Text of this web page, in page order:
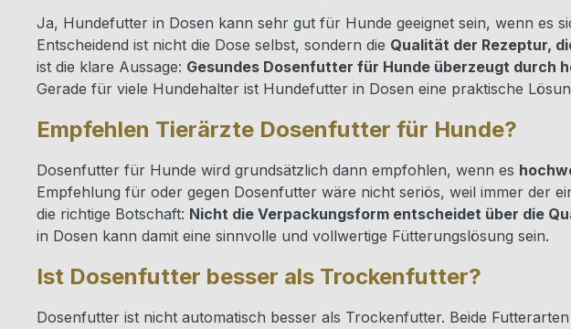
Ja, Hundefutter in Dosen kann sehr gut für Hunde geeignet sein, wenn es
Entscheidend ist nicht die Dose selbst, sondern die Qualität der Rezeptur,
ist die klare Aussage: Gesundes Dosenfutter für Hunde überzeugt durch
Gerade für viele Hundehalter ist Hundefutter in Dosen eine praktische
Empfehlen Tierärzte Dosenfutter für Hunde?
Dosenfutter für Hunde wird grundsätzlich dann empfohlen, wenn es
Empfehlung für oder gegen Dosenfutter wäre nicht seriös, weil immer der
die richtige Botschaft: Nicht die Verpackungsform entscheidet über die
in Dosen kann damit eine sinnvolle und vollwertige Fütterungslösung sein.
Ist Dosenfutter besser als Trockenfutter?
Dosenfutter ist nicht automatisch besser als Trockenfutter. Beide